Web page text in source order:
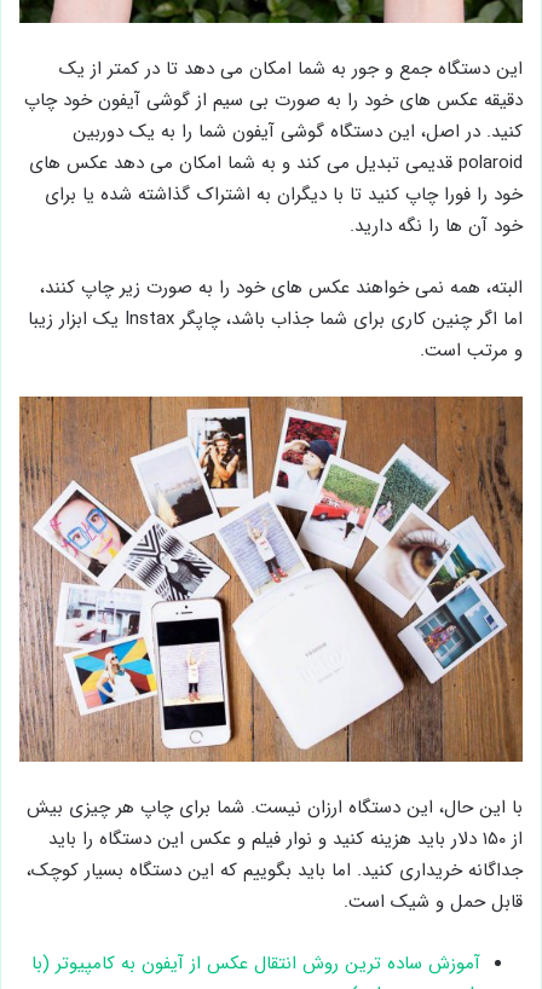
این دستگاه جمع و جور به شما امکان می دهد تا در کمتر از یک
دقیقه عکس های خود را به صورت بی سیم از گوشی آیفون خود چاپ
کنید. در اصل، این دستگاه گوشی آیفون شما را به یک دوربین
polaroid قدیمی تبدیل می کند و به شما امکان می دهد عکس های
خود را فورا چاپ کنید تا با دیگران به اشتراک گذاشته شده یا برای
خود آن ها را نگه دارید.
البته، همه نمی خواهند عکس های خود را به صورت زیر چاپ کنند،
اما اگر چنین کاری برای شما جذاب باشد، چاپگر Instax یک ابزار زیبا
و مرتب است.
با این حال، این دستگاه ارزان نیست. شما برای چاپ هر چیزی بیش
از ۱۵۰ دلار باید هزینه کنید و نوار فیلم و عکس این دستگاه را باید
جداگانه خریداری کنید. اما باید بگوییم که این دستگاه بسیار کوچک،
قابل حمل و شیک است.
آموزش ساده ترین روش انتقال عکس از آیفون به کامپیوتر (با